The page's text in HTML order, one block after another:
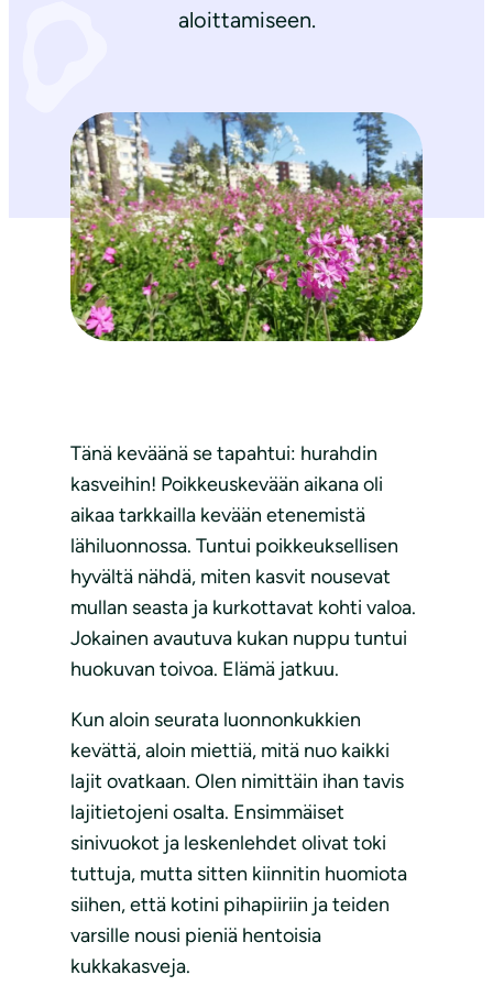
aloittamiseen.
Tänä keväänä se tapahtui: hurahdin
kasveihin! Poikkeuskevään aikana oli
aikaa tarkkailla kevään etenemistä
lähiluonnossa. Tuntui poikkeuksellisen
hyvältä nähdä, miten kasvit nousevat
mullan seasta ja kurkottavat kohti valoa.
Jokainen avautuva kukan nuppu tuntui
huokuvan toivoa. Elämä jatkuu.
Kun aloin seurata luonnonkukkien
kevättä, aloin miettiä, mitä nuo kaikki
lajit ovatkaan. Olen nimittäin ihan tavis
lajitietojeni osalta. Ensimmäiset
sinivuokot ja leskenlehdet olivat toki
tuttuja, mutta sitten kiinnitin huomiota
siihen, että kotini pihapiiriin ja teiden
varsille nousi pieniä hentoisia
kukkakasveja.